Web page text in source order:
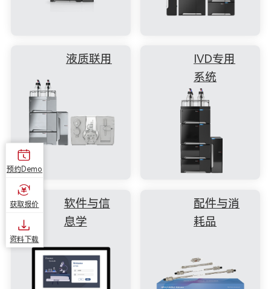
液质联用
IVD专用
系统
软件与信
息学
配件与消
耗品
预约Demo
获取报价
资料下载